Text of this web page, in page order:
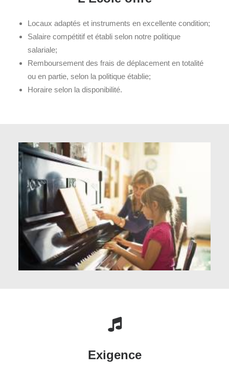
Locaux adaptés et instruments en excellente condition;
Salaire compétitif et établi selon notre politique
salariale;
Remboursement des frais de déplacement en totalité
ou en partie, selon la politique établie;
Horaire selon la disponibilité.
Exigence